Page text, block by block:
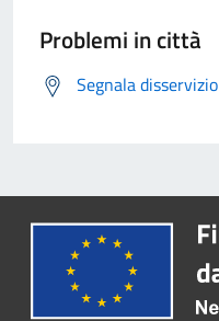
Problemi in città
Segnala disservizio